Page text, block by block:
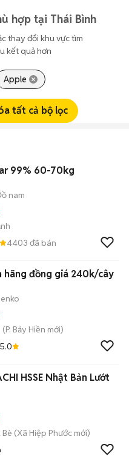
hợp tại Thái Bình
thay đổi khu vực tìm
kết quả hơn
Apple
tất cả bộ lọc
99% 60-70kg
nam
4403 đã bán
đồng giá 240k/cây
(P. Bảy Hiền mới)
5.0
HSSE Nhật Bản Lướt
(Xã Hiệp Phước mới)